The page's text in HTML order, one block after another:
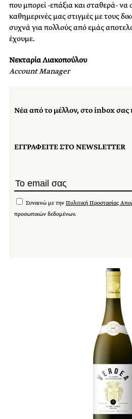
που μπορεί -επάξια και σταθερά- να
καθημερινές μας στιγμές με τους
συχνά για πολλούς από εμάς
έχουμε.
Νεκταρία Λιακοπούλου
Account Manager
Νέα από το μέλλον, στο inbox σας
ΕΓΓΡΑΦΕΙΤΕ ΣΤΟ NEWSLETTER
Συναινώ με την Πολιτική Προστασίας
προσωπικών δεδομένων.